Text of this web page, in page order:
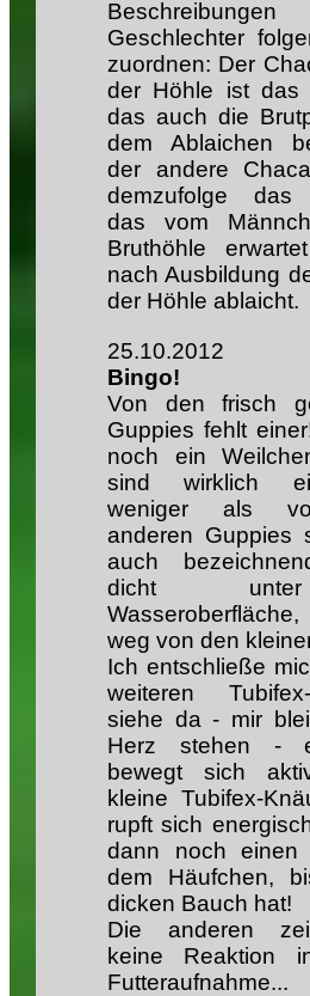
Geschlechter
zuordnen: Der
der Höhle ist das
das auch die
dem Ablaichen
der andere
demzufolge das
das vom
Bruthöhle
nach Ausbildung
der Höhle ablaicht.
25.10.2012
Bingo!
Von den frisch
Guppies fehlt
noch ein
sind wirklich
weniger als
anderen Guppies
auch
dicht
weg von den
Ich entschließe
weiteren
siehe da - mir
Herz stehen -
bewegt sich
kleine Tubifex-
rupft sich
dann noch einen
dem Häufchen,
dicken Bauch hat!
Die anderen
keine Reaktion
Futteraufnahme...